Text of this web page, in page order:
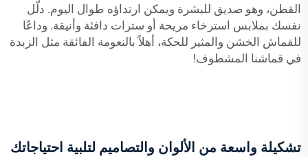
القطن، وهو صديق للبشرة ويمكن ارتداؤه طوال اليوم. دلّل
نفسك بملابس استرخاء مريحة أو سترات دافئة وأنيقة. وداعًا
للقماش الخشن والمثير للحكة، أهلاً بالنعومة الفائقة مثل الزبدة
في قماشنا المشطوف!
تشكيلة واسعة من الألوان والتصاميم لتلبية احتياجاتك